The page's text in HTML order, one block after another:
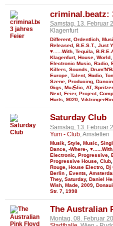
criminal.beatz:
Samstag, 13. Februar
Klagenfurt
Different, Ordentlich,
Released, B.E.S.T., Just
♥......With, Tequila,
Klagenfurt, House, World,
Electronic Music, Radio,
Killers, Sounds,
Europe, Talent, Яαdϊo,
Szene, Producing,
Gigs, MυڪĪīc, AT, Spritzer
Next, Feier, Project,
Hurts, 9020,
Saturday Club
Samstag, 13. Februar
Yum - Club, Amstetten
Musik Style Music
Dance -Where- ♥......With
Electronic
Progressive
Progressive House Club
Rouge House Electro Dj
Berlin
Events
They, Saturday, Daniel
Wish Made 2009
Str. 7 1998
The Australian
Montag, 08. Februar